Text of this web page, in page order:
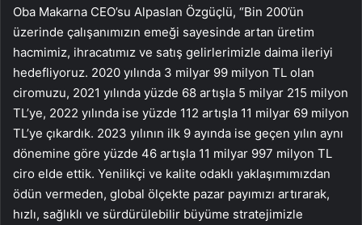
Oba Makarna CEO’su Alpaslan Özgüçlü, “Bin 200’ün
üzerinde çalışanımızın emeği sayesinde artan üretim
hacmimiz, ihracatımız ve satış gelirlerimizle daima ileriyi
hedefliyoruz. 2020 yılında 3 milyar 99 milyon TL olan
ciromuzu, 2021 yılında yüzde 68 artışla 5 milyar 215 milyon
TL’ye, 2022 yılında ise yüzde 112 artışla 11 milyar 69 milyon
TL’ye çıkardık. 2023 yılının ilk 9 ayında ise geçen yılın aynı
dönemine göre yüzde 46 artışla 11 milyar 997 milyon TL
ciro elde ettik. Yenilikçi ve kalite odaklı yaklaşımımızdan
ödün vermeden, global ölçekte pazar payımızı artırarak,
hızlı, sağlıklı ve sürdürülebilir büyüme stratejimizle